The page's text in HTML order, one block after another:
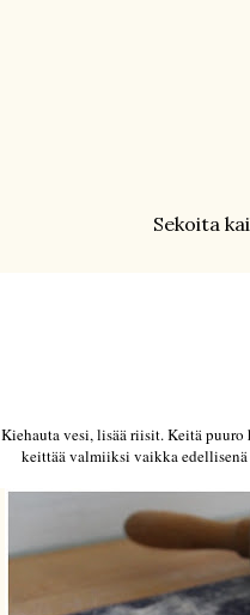
Sekoita
Kiehauta vesi, lisää riisit. Keitä
keittää valmiiksi vaikka